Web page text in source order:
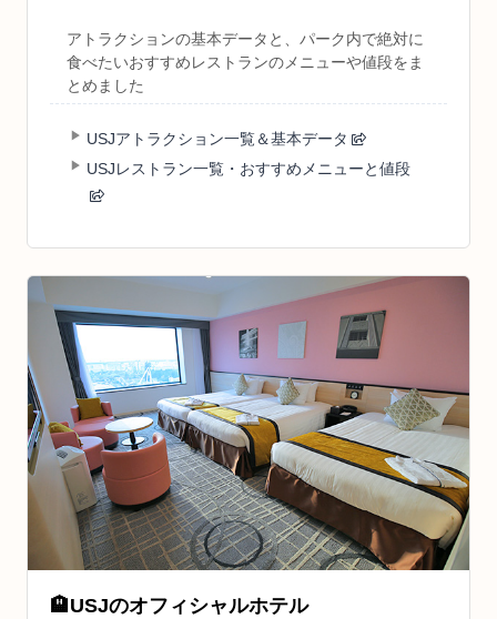
アトラクションの基本データと、パーク内で絶対に
食べたいおすすめレストランのメニューや値段をま
とめました
USJアトラクション一覧＆基本データ
USJレストラン一覧・おすすめメニューと値段
🏨USJのオフィシャルホテル